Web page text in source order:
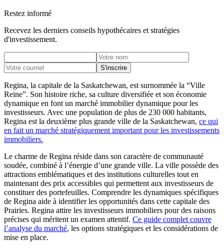
Restez informé
Recevez les derniers conseils hypothécaires et stratégies
d'investissement.
S'inscrire
Regina, la capitale de la Saskatchewan, est surnommée la “Ville
Reine”. Son histoire riche, sa culture diversifiée et son économie
dynamique en font un marché immobilier dynamique pour les
investisseurs. Avec une population de plus de 230 000 habitants,
Regina est la deuxième plus grande ville de la Saskatchewan, ce qui
en fait un marché stratégiquement important pour les investissements
immobiliers.
Le charme de Regina réside dans son caractère de communauté
soudée, combiné à l’énergie d’une grande ville. La ville possède des
attractions emblématiques et des institutions culturelles tout en
maintenant des prix accessibles qui permettent aux investisseurs de
constituer des portefeuilles. Comprendre les dynamiques spécifiques
de Regina aide à identifier les opportunités dans cette capitale des
Prairies. Regina attire les investisseurs immobiliers pour des raisons
précises qui méritent un examen attentif. Ce guide complet couvre
l’analyse du marché, les options stratégiques et les considérations de
mise en place.